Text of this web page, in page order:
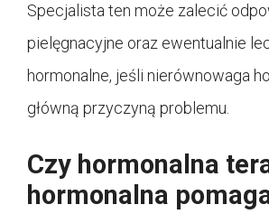
Specjalista ten może zalecić
pielęgnacyjne oraz ewentualnie
hormonalne, jeśli nierównowaga
główną przyczyną problemu.
Czy hormonalna
hormonalna